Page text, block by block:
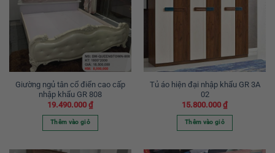
Giường ngủ tân cổ điển cao cấp
nhập khẩu GR 808
19.490.000 ₫
Thêm vào giỏ
Tủ áo hiện đại nhập khẩu GR 3A
02
15.800.000 ₫
Thêm vào giỏ